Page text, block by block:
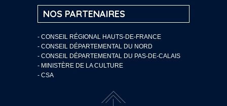
NOS PARTENAIRES
- CONSEIL RÉGIONAL HAUTS-DE-FRANCE
- CONSEIL DÉPARTEMENTAL DU NORD
- CONSEIL DÉPARTEMENTAL DU PAS-DE-CALAIS
- MINISTÈRE DE LA CULTURE
- CSA